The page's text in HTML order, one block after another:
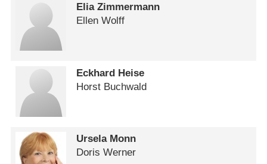
Elia Zimmermann
Ellen Wolff
Eckhard Heise
Horst Buchwald
Ursela Monn
Doris Werner